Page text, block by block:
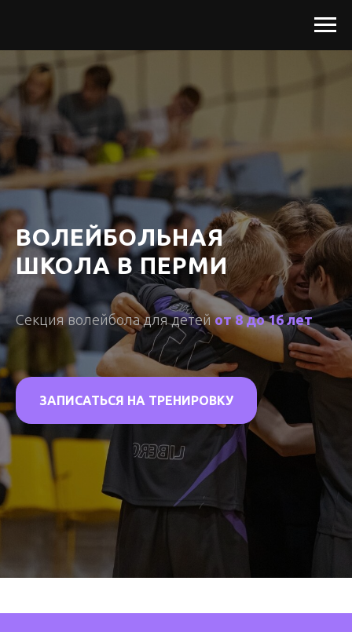
ВОЛЕЙБОЛЬНАЯ
ШКОЛА В ПЕРМИ
Секция волейбола для детейот 8 до 16 лет
ЗАПИСАТЬСЯ НА ТРЕНИРОВКУ